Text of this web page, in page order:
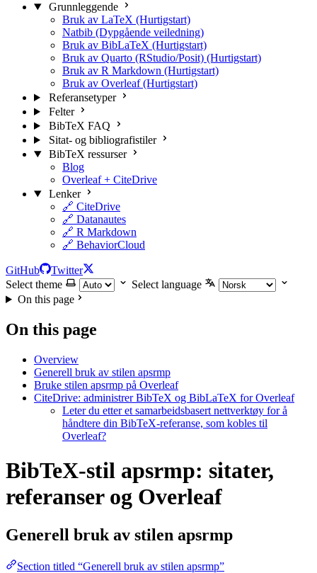
Grunnleggende
Bruk av LaTeX (Hurtigstart)
Natbib (Dypgående veiledning)
Bruk av BibLaTeX (Hurtigstart)
Bruk av Quarto (RStudio/Posit) (Hurtigstart)
Bruk av R Markdown (Hurtigstart)
Bruk av Overleaf (Hurtigstart)
Referansetyper
Felter
BibTeX FAQ
Sitat- og bibliografistiler
BibTeX ressurser
Blog
Overleaf + CiteDrive
Lenker
🔗 CiteDrive
🔗 Datanautes
🔗 R Markdown
🔗 BehaviorCloud
GitHub
Twitter
Select theme
Select language
On this page
On this page
Overview
Generell bruk av stilen apsrmp
Bruke stilen apsrmp på Overleaf
CiteDrive: administrer BibTeX og BibLaTeX for Overleaf
Leter du etter et samarbeidsbasert nettverktøy for å
håndtere din BibTeX-referanse, som kobles til
Overleaf?
BibTeX-stil apsrmp: sitater,
referanser og Overleaf
Generell bruk av stilen apsrmp
Section titled “Generell bruk av stilen apsrmp”